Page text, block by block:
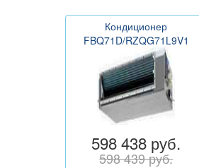
Кондиционер
FBQ71D/RZQG71L9V1
598 438 руб.
598 439 руб.